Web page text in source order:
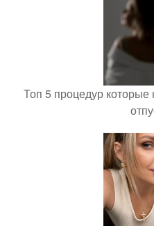
Топ 5 процедур которые